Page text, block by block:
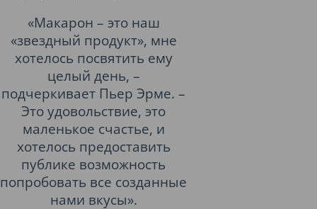
«Макарон – это наш
«звездный продукт», мне
хотелось посвятить ему
целый день, –
подчеркивает Пьер Эрме. –
Это удовольствие, это
маленькое счастье, и
хотелось предоставить
публике возможность
попробовать все созданные
нами вкусы».